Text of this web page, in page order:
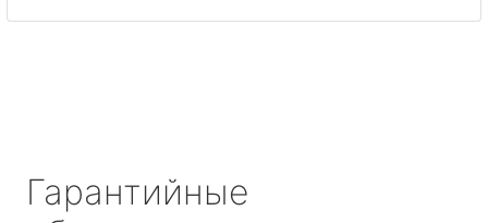
Гарантийные